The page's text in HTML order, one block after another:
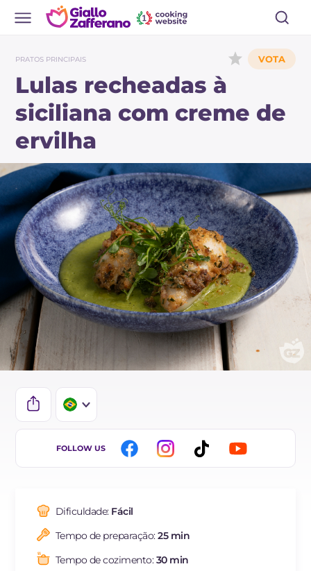
PRATOS PRINCIPAIS
Lulas recheadas à
siciliana com creme de
ervilha
IT
ES
FR
NL
FOLLOW US
Dificuldade: Fácil
Tempo de preparação:25 min
Tempo de cozimento:30 min